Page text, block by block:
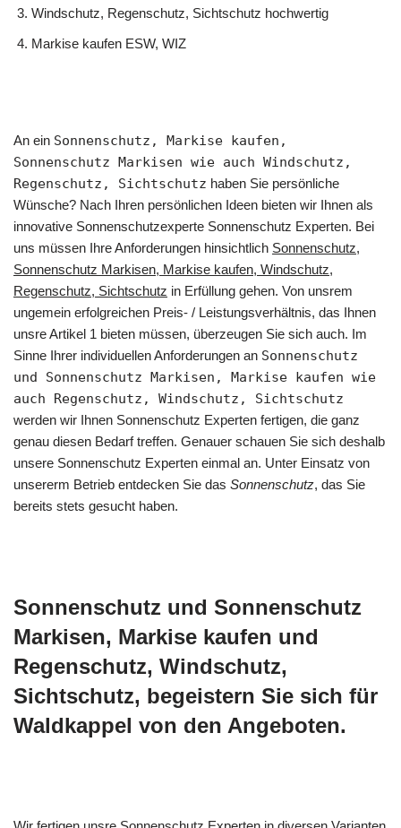
Windschutz, Regenschutz, Sichtschutz hochwertig
Markise kaufen ESW, WIZ
An ein Sonnenschutz, Markise kaufen,
Sonnenschutz Markisen wie auch Windschutz,
Regenschutz, Sichtschutz haben Sie persönliche
Wünsche? Nach Ihren persönlichen Ideen bieten wir Ihnen als
innovative Sonnenschutzexperte Sonnenschutz Experten. Bei
uns müssen Ihre Anforderungen hinsichtlich Sonnenschutz,
Sonnenschutz Markisen, Markise kaufen, Windschutz,
Regenschutz, Sichtschutz in Erfüllung gehen. Von unsrem
ungemein erfolgreichen Preis- / Leistungsverhältnis, das Ihnen
unsre Artikel 1 bieten müssen, überzeugen Sie sich auch. Im
Sinne Ihrer individuellen Anforderungen an Sonnenschutz
und Sonnenschutz Markisen, Markise kaufen wie
auch Regenschutz, Windschutz, Sichtschutz
werden wir Ihnen Sonnenschutz Experten fertigen, die ganz
genau diesen Bedarf treffen. Genauer schauen Sie sich deshalb
unsere Sonnenschutz Experten einmal an. Unter Einsatz von
unsererm Betrieb entdecken Sie das Sonnenschutz, das Sie
bereits stets gesucht haben.
Sonnenschutz und Sonnenschutz
Markisen, Markise kaufen und
Regenschutz, Windschutz,
Sichtschutz, begeistern Sie sich für
Waldkappel von den Angeboten.